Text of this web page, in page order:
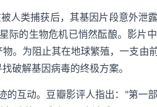
人类捕获后，其基因片段意外泄
际的生物危机已悄然酝酿。影片
。为阻止其在地球繁殖，一支由
破解基因病毒的终极方案。
互动。豆瓣影评人指出："第一